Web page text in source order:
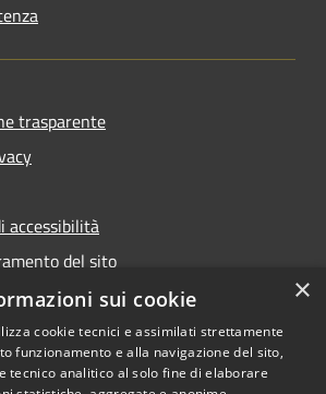
trasparente
accessibilità
del sito
Copyright © 2026 • Comune di
×
sui cookie
cookie tecnici e assimilati strettamente
funzionamento e alla navigazione del sito,
tecnico analitico al solo fine di elaborare